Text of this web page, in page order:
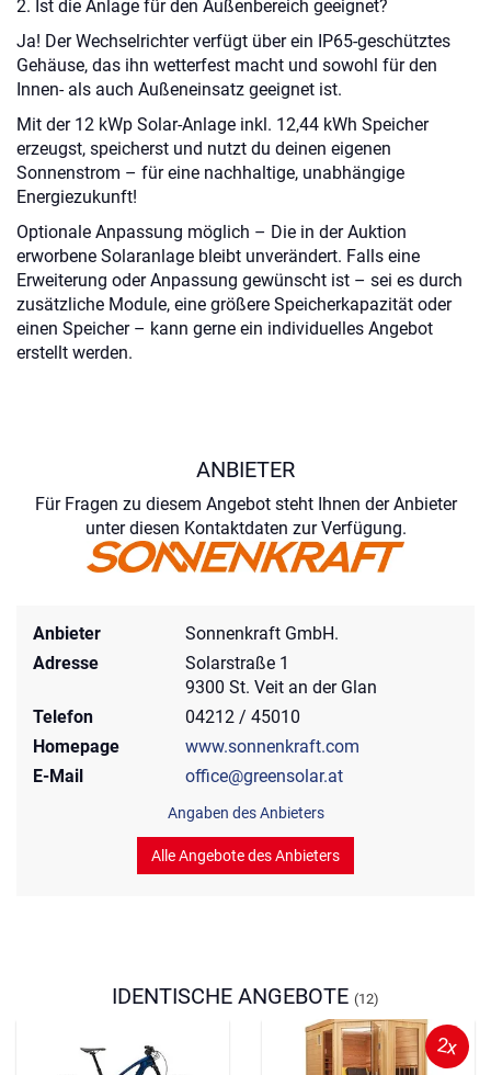
2. Ist die Anlage für den Außenbereich geeignet?
Ja! Der Wechselrichter verfügt über ein IP65-geschütztes
Gehäuse, das ihn wetterfest macht und sowohl für den
Innen- als auch Außeneinsatz geeignet ist.
Mit der 12 kWp Solar-Anlage inkl. 12,44 kWh Speicher
erzeugst, speicherst und nutzt du deinen eigenen
Sonnenstrom – für eine nachhaltige, unabhängige
Energiezukunft!
Optionale Anpassung möglich – Die in der Auktion
erworbene Solaranlage bleibt unverändert. Falls eine
Erweiterung oder Anpassung gewünscht ist – sei es durch
zusätzliche Module, eine größere Speicherkapazität oder
einen Speicher – kann gerne ein individuelles Angebot
erstellt werden.
ANBIETER
Für Fragen zu diesem Angebot steht Ihnen der Anbieter
unter diesen Kontaktdaten zur Verfügung.
Anbieter
Sonnenkraft GmbH.
Adresse
Solarstraße 1
9300 St. Veit an der Glan
Telefon
04212 / 45010
Homepage
www.sonnenkraft.com
E-Mail
office@greensolar.at
Angaben des Anbieters
Alle Angebote des Anbieters
IDENTISCHE ANGEBOTE (12)
2x